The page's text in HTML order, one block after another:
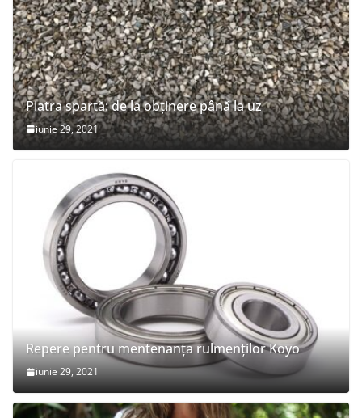
Piatra spartă: de la obținere până la uz
iunie 29, 2021
Repere pentru mentenanța rulmenților Koyo
iunie 29, 2021